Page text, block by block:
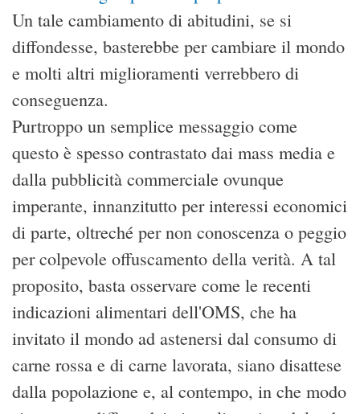
Un tale cambiamento di abitudini, se si
diffondesse, basterebbe per cambiare il mondo
e molti altri miglioramenti verrebbero di
conseguenza.
Purtroppo un semplice messaggio come
questo è spesso contrastato dai mass media e
dalla pubblicità commerciale ovunque
imperante, innanzitutto per interessi economici
di parte, oltreché per non conoscenza o peggio
per colpevole offuscamento della verità. A tal
proposito, basta osservare come le recenti
indicazioni alimentari dell'OMS, che ha
invitato il mondo ad astenersi dal consumo di
carne rossa e di carne lavorata, siano disattese
dalla popolazione e, al contempo, in che modo